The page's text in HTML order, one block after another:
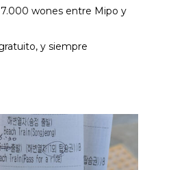
7.000 wones entre Mipo y
y siempre